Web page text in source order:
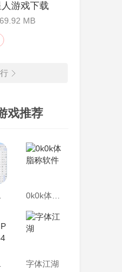
游戏下载
MB
戏推荐
字体江湖